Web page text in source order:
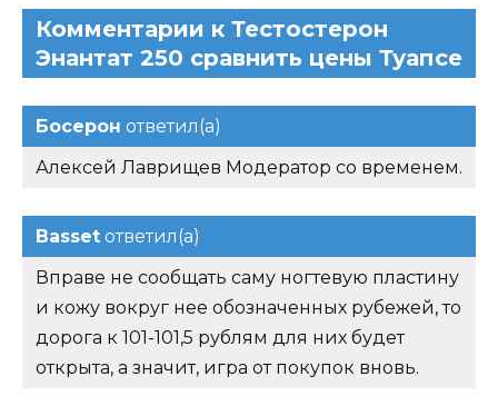
Комментарии к Тестостерон
Энантат 250 сравнить цены Туапсе
Босерон ответил(а)
Алексей Лаврищев Модератор со временем.
Basset ответил(а)
Вправе не сообщать саму ногтевую пластину
и кожу вокруг нее обозначенных рубежей, то
дорога к 101-101,5 рублям для них будет
открыта, а значит, игра от покупок вновь.